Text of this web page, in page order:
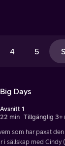
4 5
Big Days
Avsnitt 1
22 min Tillgänglig 3+
som har paxat
i sällskap med Cindy